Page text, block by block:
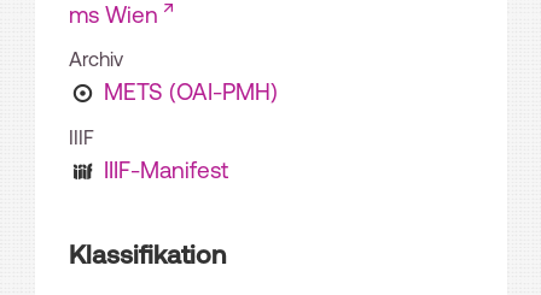
ms Wien
Archiv
METS (OAI-PMH)
IIIF
IIIF-Manifest
Klassifikation